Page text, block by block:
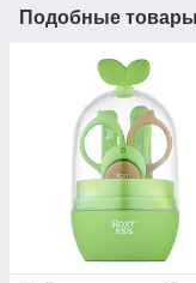
Подобные